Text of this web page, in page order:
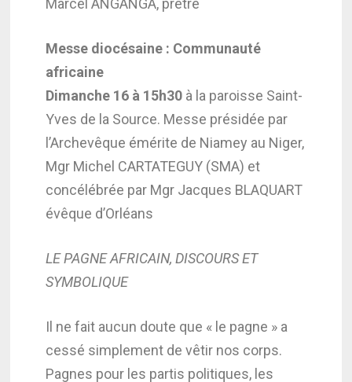
Marcel ANGANGA, prêtre
Messe diocésaine : Communauté
africaine
Dimanche 16 à 15h30à la paroisse Saint-
Yves de la Source. Messe présidée par
l’Archevêque émérite de Niamey au Niger,
Mgr Michel CARTATEGUY (SMA) et
concélébrée par Mgr Jacques BLAQUART
évêque d’Orléans
LE PAGNE AFRICAIN, DISCOURS ET
SYMBOLIQUE
Il ne fait aucun doute que « le pagne » a
cessé simplement de vêtir nos corps.
Pagnes pour les partis politiques, les